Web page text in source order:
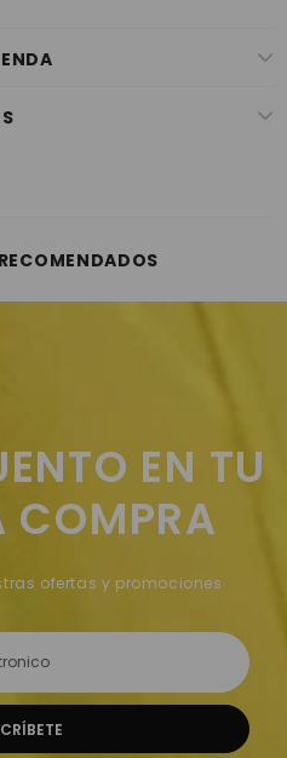
EN TU
COMPRA
ofertas y promociones